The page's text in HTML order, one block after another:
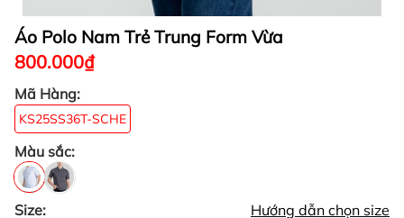
Áo Polo Nam Trẻ Trung Form Vừa
800.000₫
Mã Hàng:
KS25SS36T-SCHE
Màu sắc:
Size: Hướng dẫn chọn size